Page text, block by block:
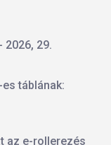
2026, 29.
táblának:
az e-rollerezés